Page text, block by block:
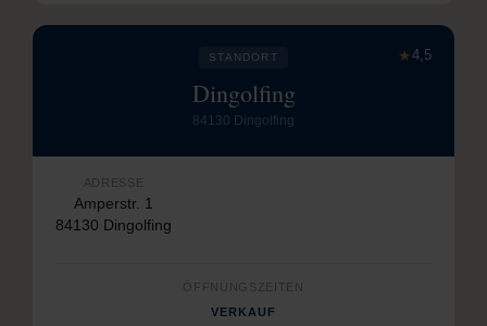
★4,5
STANDORT
Dingolfing
84130 Dingolfing
ADRESSE
Amperstr. 1
84130 Dingolfing
ÖFFNUNGSZEITEN
VERKAUF